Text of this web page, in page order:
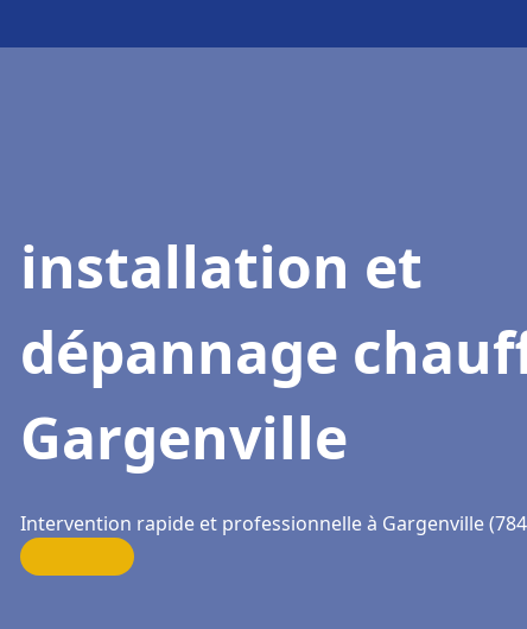
installation et
dépannage
Gargenville
Intervention rapide et professionnelle à Gargenville